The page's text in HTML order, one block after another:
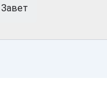
Завет